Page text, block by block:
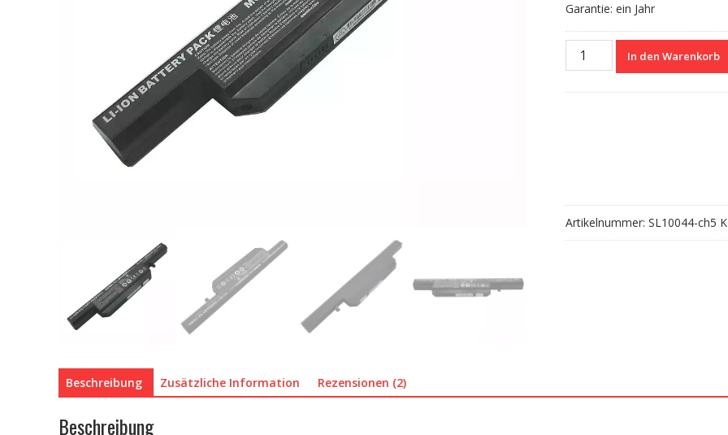
Garantie: ein Jahr
Nagelneuer
Akku
W540S-
4W42,6-
87-
In den Warenkorb
Artikelnummer: SL10044-ch5
Beschreibung Zusätzliche Information Rezensionen (2)
Beschreibung